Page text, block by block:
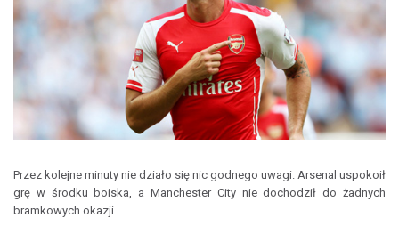
Przez kolejne minuty nie działo się nic godnego uwagi. Arsenal uspokoił
grę w środku boiska, a Manchester City nie dochodził do żadnych
bramkowych okazji.